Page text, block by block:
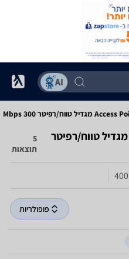
מגדילי טווח / Access Points ‏מגדיל טווח/רפיטר
5
תוצאות
פופולריות